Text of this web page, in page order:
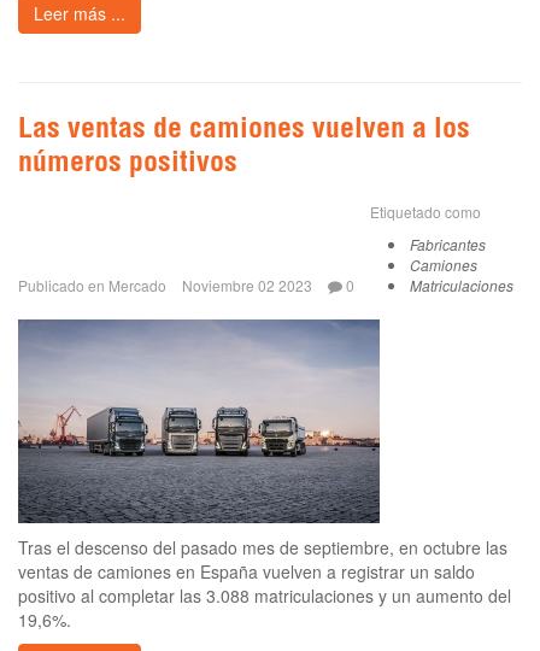
Leer más ...
Las ventas de camiones vuelven a los
números positivos
Publicado en Mercado Noviembre 02 2023 0
Etiquetado como
Fabricantes
Camiones
Matriculaciones
Tras el descenso del pasado mes de septiembre, en octubre las
ventas de camiones en España vuelven a registrar un saldo
positivo al completar las 3.088 matriculaciones y un aumento del
19,6%.